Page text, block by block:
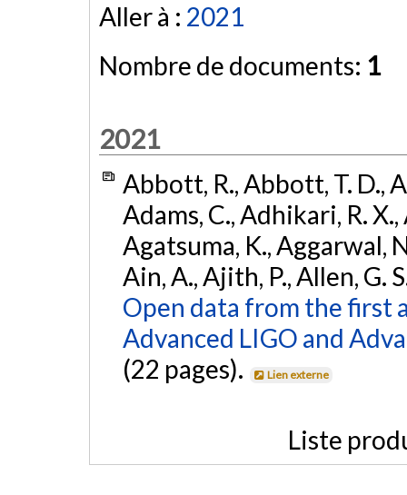
Aller à : 2021
Nombre de documents: 1
2021
Abbott, R., Abbott, T. D.,
Adams, C., Adhikari, R.
Agatsuma, K., Aggarwal,
Ain, A., Ajith, P., Allen, G.
Open data from the first
Advanced LIGO and
(22 pages).
Lien externe
Liste